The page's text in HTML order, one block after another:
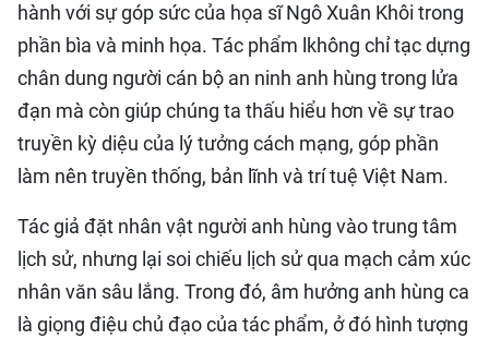
hành với sự góp sức của họa sĩ Ngô Xuân Khôi trong
phần bìa và minh họa. Tác phẩm lkhông chỉ tạc dựng
chân dung người cán bộ an ninh anh hùng trong lửa
đạn mà còn giúp chúng ta thấu hiểu hơn về sự trao
truyền kỳ diệu của lý tưởng cách mạng, góp phần
làm nên truyền thống, bản lĩnh và trí tuệ Việt Nam.
Tác giả đặt nhân vật người anh hùng vào trung tâm
lịch sử, nhưng lại soi chiếu lịch sử qua mạch cảm xúc
nhân văn sâu lắng. Trong đó, âm hưởng anh hùng ca
là giọng điệu chủ đạo của tác phẩm, ở đó hình tượng